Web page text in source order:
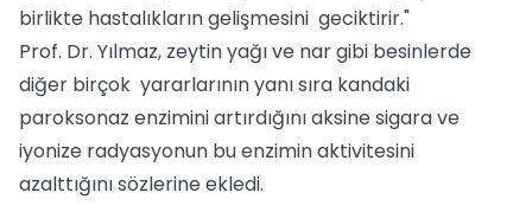
birlikte hastalıkların gelişmesini geciktirir."
Prof. Dr. Yılmaz, zeytin yağı ve nar gibi besinlerde
diğer birçok yararlarının yanı sıra kandaki
paroksonaz enzimini artırdığını aksine sigara ve
iyonize radyasyonun bu enzimin aktivitesini
azalttığını sözlerine ekledi.